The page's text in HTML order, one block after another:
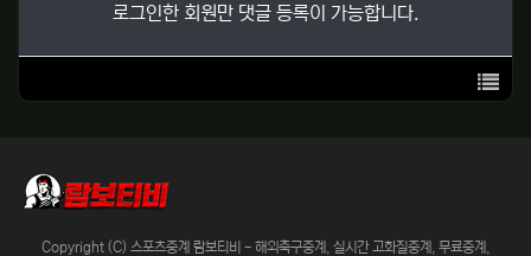
로그인한 회원만 댓글 등록이 가능합니다.
목록
Copyright (C) 스포츠중계 람보티비 - 해외축구중계, 실시간 고화질중계, 무료중계,